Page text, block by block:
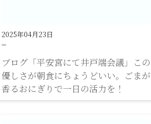
2025年04月23日
ブログ「平安宮にて井戸端会議」この
優しさが朝食にちょうどいい。ごまが
香るおにぎりで一日の活力を！